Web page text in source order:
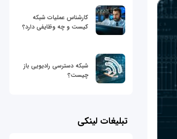
کارشناس عملیات شبکه
کیست و چه وظایفی دارد؟
شبکه دسترسی رادیویی باز
چیست؟
تبلیغات لینکی